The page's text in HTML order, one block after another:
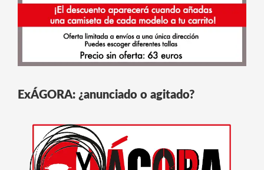
ExÁGORA: ¿anunciado o agitado?